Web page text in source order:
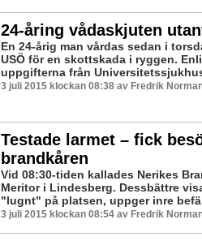
24-åring vådaskjuten
En 24-årig man vårdas sedan i
USÖ för en skottskada i ryggen.
uppgifterna från
3 juli 2015 klockan 08:38 av Fredrik
Testade larmet – fick
brandkåren
Vid 08:30-tiden kallades Nerikes
Meritor i Lindesberg. Dessbättre
"lugnt" på platsen, uppger inre
3 juli 2015 klockan 08:54 av Fredrik